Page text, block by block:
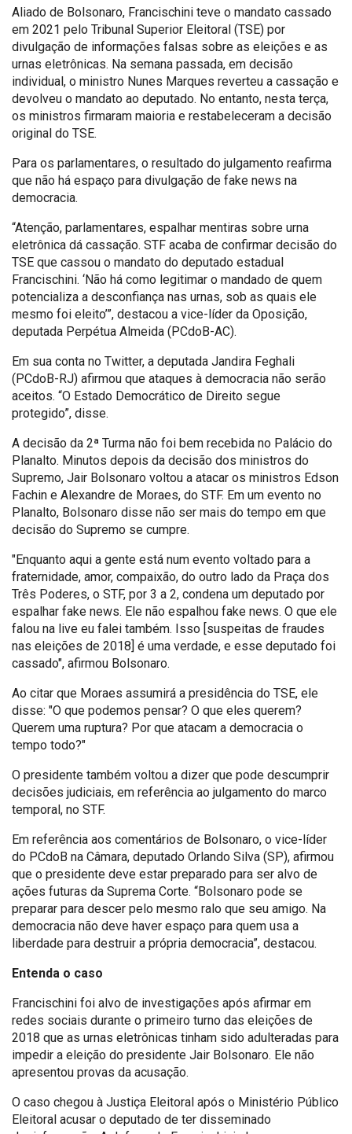
Aliado de Bolsonaro, Francischini teve o mandato cassado
em 2021 pelo Tribunal Superior Eleitoral (TSE) por
divulgação de informações falsas sobre as eleições e as
urnas eletrônicas. Na semana passada, em decisão
individual, o ministro Nunes Marques reverteu a cassação e
devolveu o mandato ao deputado. No entanto, nesta terça,
os ministros firmaram maioria e restabeleceram a decisão
original do TSE.
Para os parlamentares, o resultado do julgamento reafirma
que não há espaço para divulgação de fake news na
democracia.
“Atenção, parlamentares, espalhar mentiras sobre urna
eletrônica dá cassação. STF acaba de confirmar decisão do
TSE que cassou o mandato do deputado estadual
Francischini. ‘Não há como legitimar o mandado de quem
potencializa a desconfiança nas urnas, sob as quais ele
mesmo foi eleito’”, destacou a vice-líder da Oposição,
deputada Perpétua Almeida (PCdoB-AC).
Em sua conta no Twitter, a deputada Jandira Feghali
(PCdoB-RJ) afirmou que ataques à democracia não serão
aceitos. “O Estado Democrático de Direito segue
protegido”, disse.
A decisão da 2ª Turma não foi bem recebida no Palácio do
Planalto. Minutos depois da decisão dos ministros do
Supremo, Jair Bolsonaro voltou a atacar os ministros Edson
Fachin e Alexandre de Moraes, do STF. Em um evento no
Planalto, Bolsonaro disse não ser mais do tempo em que
decisão do Supremo se cumpre.
"Enquanto aqui a gente está num evento voltado para a
fraternidade, amor, compaixão, do outro lado da Praça dos
Três Poderes, o STF, por 3 a 2, condena um deputado por
espalhar fake news. Ele não espalhou fake news. O que ele
falou na live eu falei também. Isso [suspeitas de fraudes
nas eleições de 2018] é uma verdade, e esse deputado foi
cassado", afirmou Bolsonaro.
Ao citar que Moraes assumirá a presidência do TSE, ele
disse: "O que podemos pensar? O que eles querem?
Querem uma ruptura? Por que atacam a democracia o
tempo todo?"
O presidente também voltou a dizer que pode descumprir
decisões judiciais, em referência ao julgamento do marco
temporal, no STF.
Em referência aos comentários de Bolsonaro, o vice-líder
do PCdoB na Câmara, deputado Orlando Silva (SP), afirmou
que o presidente deve estar preparado para ser alvo de
ações futuras da Suprema Corte. “Bolsonaro pode se
preparar para descer pelo mesmo ralo que seu amigo. Na
democracia não deve haver espaço para quem usa a
liberdade para destruir a própria democracia”, destacou.
Entenda o caso
Francischini foi alvo de investigações após afirmar em
redes sociais durante o primeiro turno das eleições de
2018 que as urnas eletrônicas tinham sido adulteradas para
impedir a eleição do presidente Jair Bolsonaro. Ele não
apresentou provas da acusação.
O caso chegou à Justiça Eleitoral após o Ministério Público
Eleitoral acusar o deputado de ter disseminado